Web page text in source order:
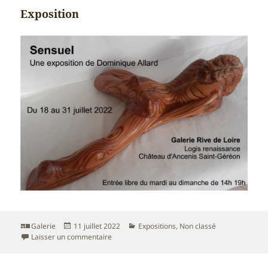
Exposition
Format
Galerie
Publié
le
11 juillet 2022 Catégories
Expositions, Non classé
Laisser un commentairesur Exposition